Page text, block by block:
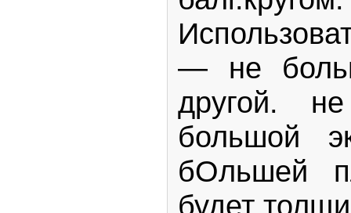
— не
другой.
большой
бОльшей
будет